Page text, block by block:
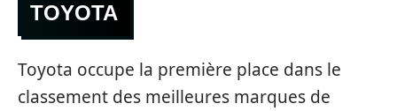
TOYOTA
Toyota occupe la première place dans le
classement des meilleures marques de